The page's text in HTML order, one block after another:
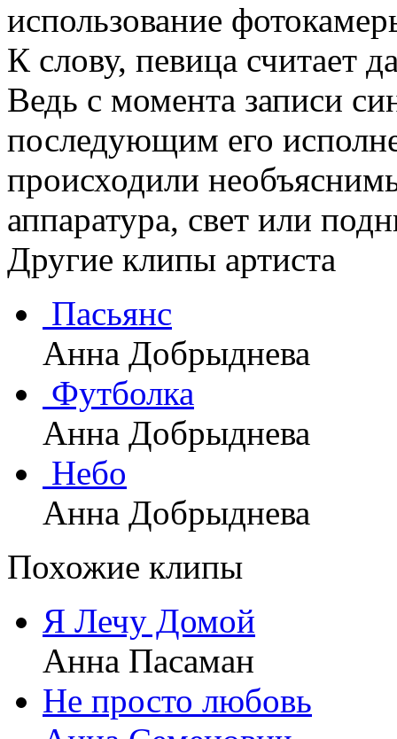
использование
К слову, певица считает
Ведь с момента записи
последующим его
происходили
аппаратура, свет или
Другие клипы артиста
Пасьянс
Анна Добрыднева
Футболка
Анна Добрыднева
Небо
Анна Добрыднева
Похожие клипы
Я Лечу Домой
Анна Пасаман
Не просто любовь